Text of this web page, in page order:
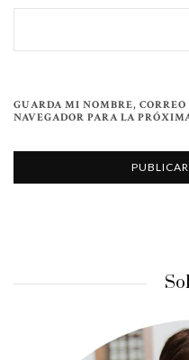
GUARDA MI NOMBRE,
NAVEGADOR PARA LA